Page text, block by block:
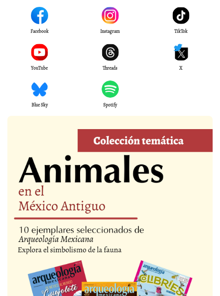
Facebook Instagram TikTok
YouTube Threads X
Blue Sky Spotify